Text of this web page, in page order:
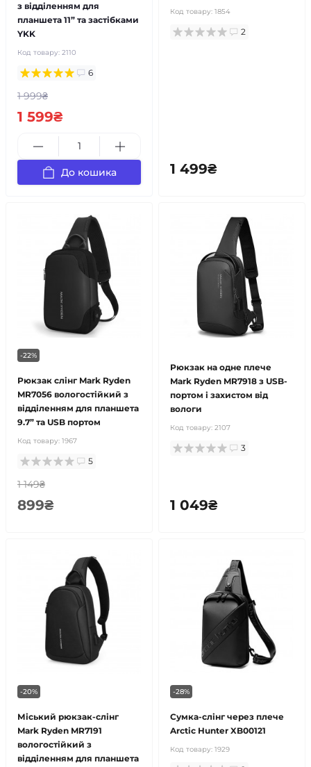
з відділенням для
планшета 11” та застібками
YKK
Код товару: 2110
6
1 999₴
1 599₴
До кошика
Код товару: 1854
2
1 499₴
-22%
Рюкзак слінг Mark Ryden
MR7056 вологостійкий з
відділенням для планшета
9.7” та USB портом
Код товару: 1967
5
1 149₴
899₴
Рюкзак на одне плече
Mark Ryden MR7918 з USB-
портом і захистом від
вологи
Код товару: 2107
3
1 049₴
-20%
Міський рюкзак-слінг
Mark Ryden MR7191
вологостійкий з
відділенням для планшета
-28%
Сумка-слінг через плече
Arctic Hunter XB00121
Код товару: 1929